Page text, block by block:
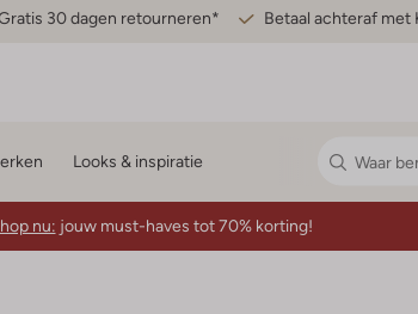
30 dagen retourneren* Betaal achteraf met
Looks & inspiratie
nu: jouw must-haves tot 70% korting!